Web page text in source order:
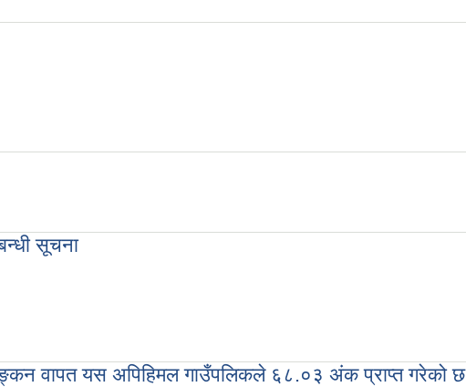
सूचना
वापत यस अपिहिमल गाउँपलिकले ६८.०३ अंक प्राप्त गरेको छ